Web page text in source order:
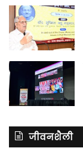
जीवनशैली